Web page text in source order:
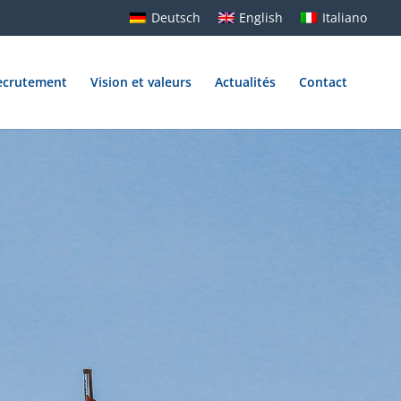
Deutsch English Italiano
Vision et valeurs Actualités Contact